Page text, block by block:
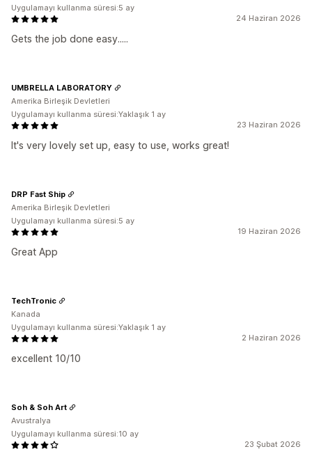
24 Haziran 2026
Gets the job done easy.....
Uygulamayı kullanma süresi:5 ay
23 Haziran 2026
It's very lovely set up, easy to use, works great!
UMBRELLA LABORATORY
Amerika Birleşik Devletleri
Uygulamayı kullanma süresi:Yaklaşık 1 ay
19 Haziran 2026
Great App
DRP Fast Ship
Amerika Birleşik Devletleri
Uygulamayı kullanma süresi:5 ay
2 Haziran 2026
excellent 10/10
TechTronic
Kanada
Uygulamayı kullanma süresi:Yaklaşık 1 ay
23 Şubat 2026
Soh & Soh Art
Avustralya
Uygulamayı kullanma süresi:10 ay